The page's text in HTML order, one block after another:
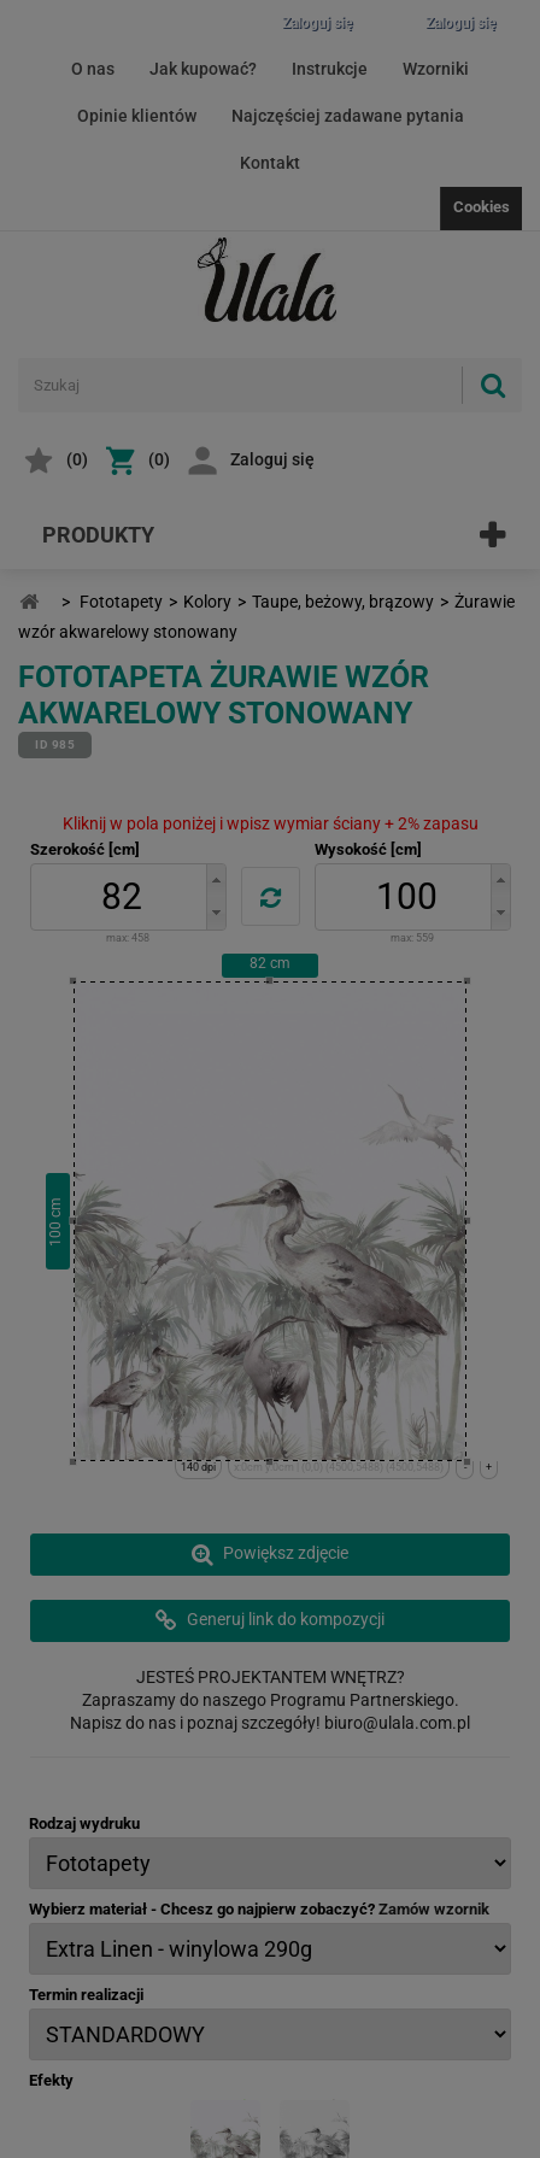
Zaloguj się
Zaloguj się
O nas Jak kupować? Instrukcje Wzorniki
Opinie klientów Najczęściej zadawane pytania
Kontakt
Cookies
(0) (0) Zaloguj się
PRODUKTY
> Fototapety > Kolory > Taupe, beżowy, brązowy > Żurawie
wzór akwarelowy stonowany
FOTOTAPETA ŻURAWIE WZÓR
AKWARELOWY STONOWANY
ID 985
Kliknij w pola poniżej i wpisz wymiar ściany + 2% zapasu
Szerokość [cm]
max: 458
Wysokość [cm]
max: 559
82 cm
100
cm
+
-
x:0cm y:0cm | (0,0) (4500,5488) (4500,5488)
140 dpi
Powiększ zdjęcie
Generuj link do kompozycji
JESTEŚ PROJEKTANTEM WNĘTRZ?
Zapraszamy do naszego Programu Partnerskiego.
Napisz do nas i poznaj szczegóły! biuro@ulala.com.pl
Rodzaj wydruku
Wybierz materiał - Chcesz go najpierw zobaczyć? Zamów wzornik
Termin realizacji
Efekty